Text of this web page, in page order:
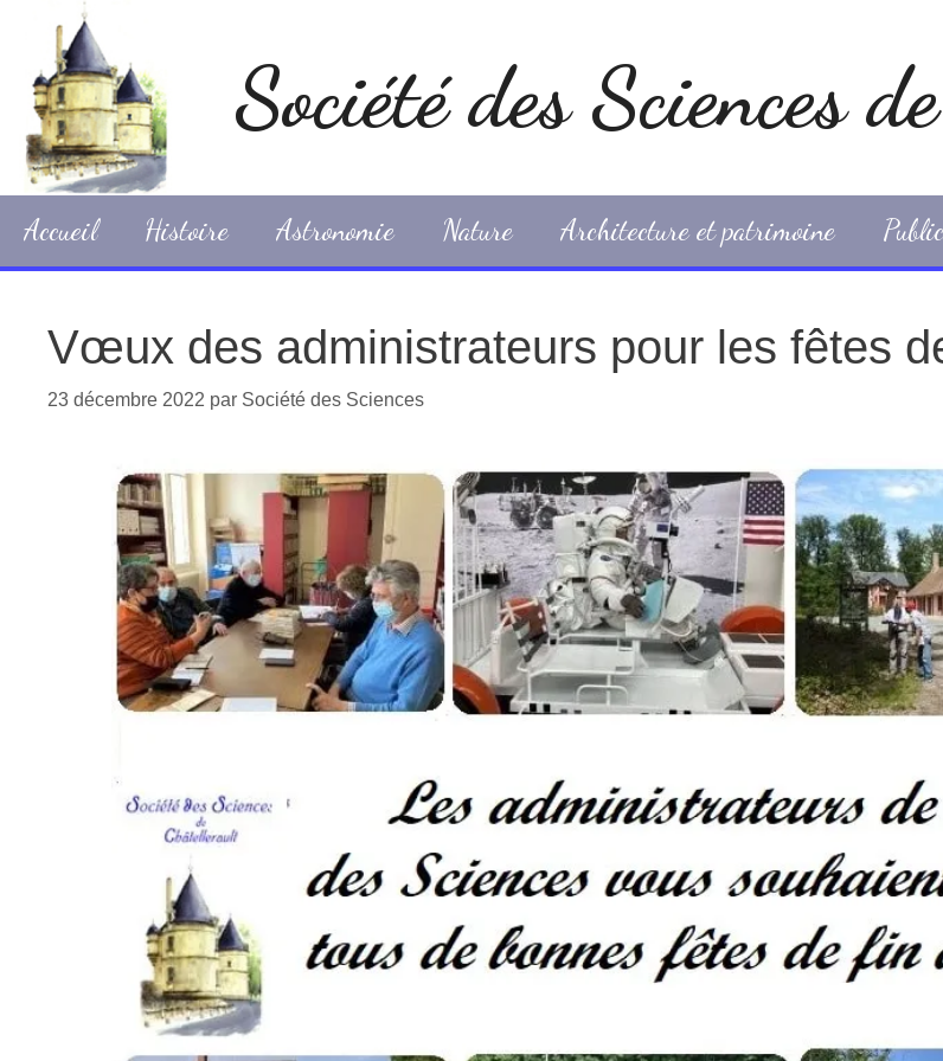
contenu
Société des Sciences
Accueil Histoire Astronomie Nature Architecture et patrimoine
Vœux des administrateurs pour les fêtes
23 décembre 2022 par Société des Sciences